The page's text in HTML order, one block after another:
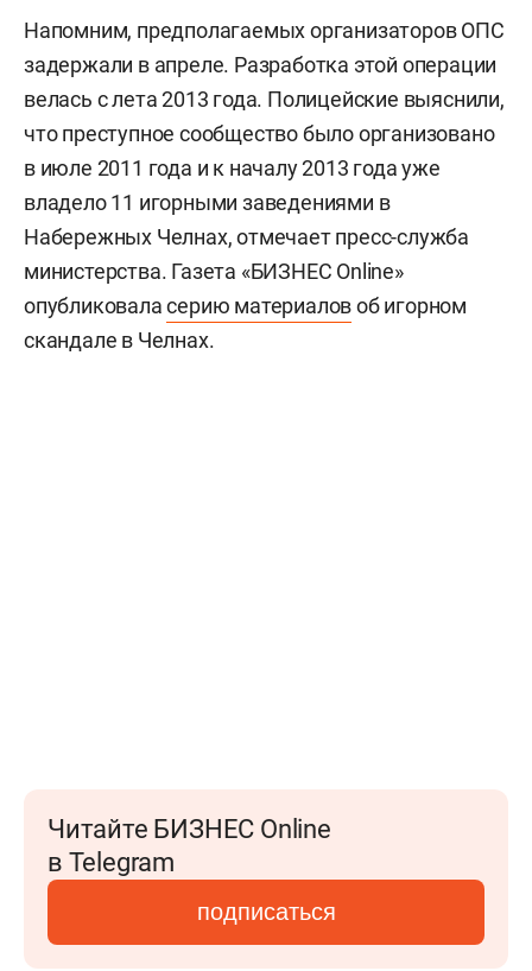
Напомним, предполагаемых организаторов ОПС
задержали в апреле. Разработка этой операции
велась с лета 2013 года. Полицейские выяснили,
что преступное сообщество было организовано
в июле 2011 года и к началу 2013 года уже
владело 11 игорными заведениями в
Набережных Челнах, отмечает пресс-служба
министерства. Газета «БИЗНЕС Online»
опубликоваласерию материаловоб игорном
скандале в Челнах.
Читайте БИЗНЕС Online
в Telegram
подписаться